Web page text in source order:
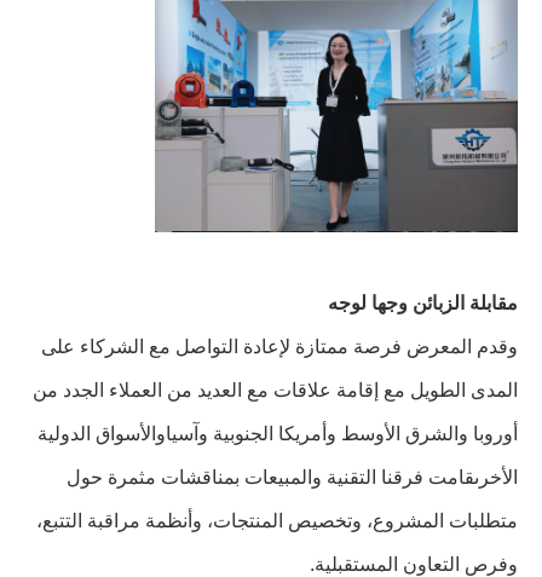
مقابلة الزبائن وجها لوجه
وقدم المعرض فرصة ممتازة لإعادة التواصل مع الشركاء على
المدى الطويل مع إقامة علاقات مع العديد من العملاء الجدد من
أوروبا والشرق الأوسط وأمريكا الجنوبية وآسياوالأسواق الدولية
الأخرىقامت فرقنا التقنية والمبيعات بمناقشات مثمرة حول
متطلبات المشروع، وتخصيص المنتجات، وأنظمة مراقبة التتبع،
وفرص التعاون المستقبلية.